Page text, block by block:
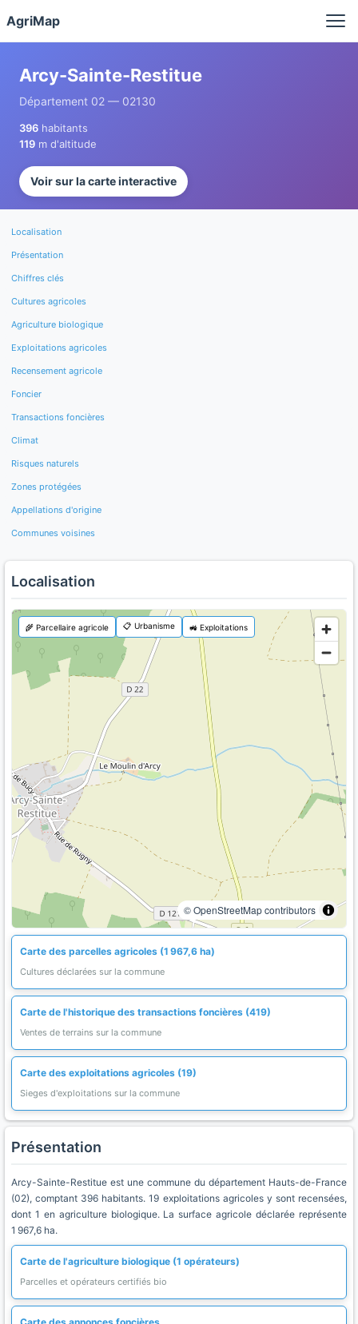
AgriMap
Arcy-Sainte-Restitue
Département 02 — 02130
396 habitants
119 m d'altitude
Voir sur la carte interactive
Localisation
Présentation
Chiffres clés
Cultures agricoles
Agriculture biologique
Exploitations agricoles
Recensement agricole
Foncier
Transactions foncières
Climat
Risques naturels
Zones protégées
Appellations d'origine
Communes voisines
Localisation
© OpenStreetMap contributors
🌾 Parcellaire agricole 📋 Urbanisme 🚜 Exploitations
Carte des parcelles agricoles (1 967,6 ha)
Cultures déclarées sur la commune
Carte de l'historique des transactions foncières (419)
Ventes de terrains sur la commune
Carte des exploitations agricoles (19)
Sieges d'exploitations sur la commune
Présentation
Arcy-Sainte-Restitue est une commune du département Hauts-de-France
(02), comptant 396 habitants. 19 exploitations agricoles y sont recensées,
dont 1 en agriculture biologique. La surface agricole déclarée représente
1 967,6 ha.
Carte de l'agriculture biologique (1 opérateurs)
Parcelles et opérateurs certifiés bio